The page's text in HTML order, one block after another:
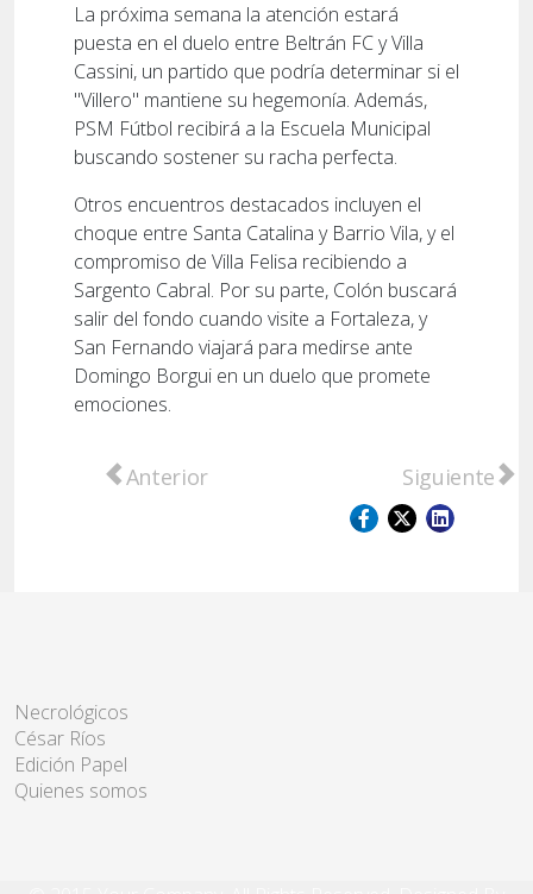
La próxima semana la atención estará
puesta en el duelo entre Beltrán FC y Villa
Cassini, un partido que podría determinar si el
"Villero" mantiene su hegemonía. Además,
PSM Fútbol recibirá a la Escuela Municipal
buscando sostener su racha perfecta.
Otros encuentros destacados incluyen el
choque entre Santa Catalina y Barrio Vila, y el
compromiso de Villa Felisa recibiendo a
Sargento Cabral. Por su parte, Colón buscará
salir del fondo cuando visite a Fortaleza, y
San Fernando viajará para medirse ante
Domingo Borgui en un duelo que promete
emociones.
Artículo anterior: Fray Luis Beltrán
Anterior Artículo
Siguiente
Necrológicos
César Ríos
Edición Papel
Quienes somos